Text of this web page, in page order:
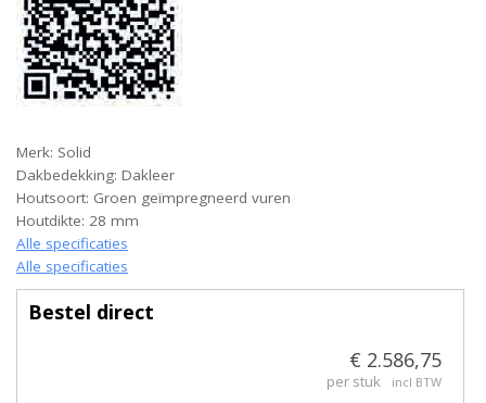
Merk: Solid
Dakbedekking: Dakleer
Houtsoort: Groen geïmpregneerd vuren
Houtdikte: 28 mm
Alle specificaties
Alle specificaties
Bestel direct
€ 2.586,75
per stuk incl BTW